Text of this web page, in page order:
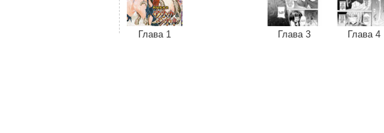
Глава 1 Глава 3 Глава 4